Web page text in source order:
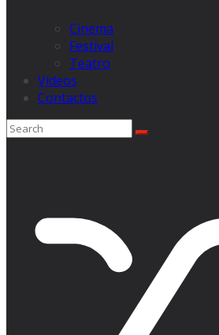
Cinema
Festival
Teatro
Videos
Contactos